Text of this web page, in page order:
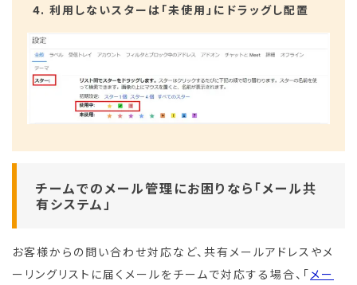
利用しないスターは「未使用」にドラッグし配置
チームでのメール管理にお困りなら「メール共
有システム」
お客様からの問い合わせ対応など、共有メールアドレスやメ
ーリングリストに届くメールをチームで対応する場合、「 メー